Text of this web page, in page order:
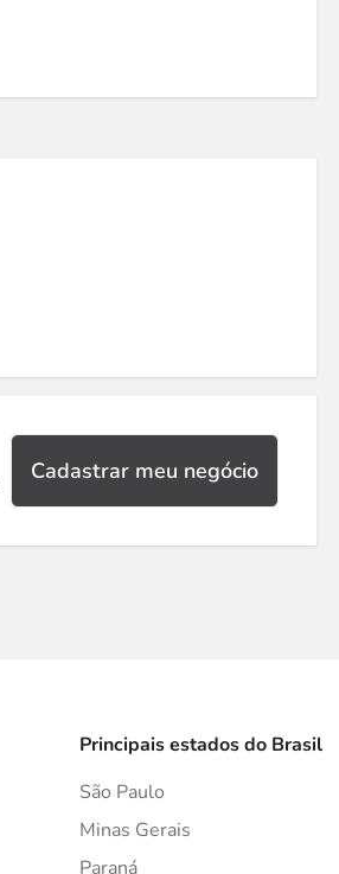
Cadastrar meu negócio
Principais estados do Brasil
São Paulo
Minas Gerais
Paraná